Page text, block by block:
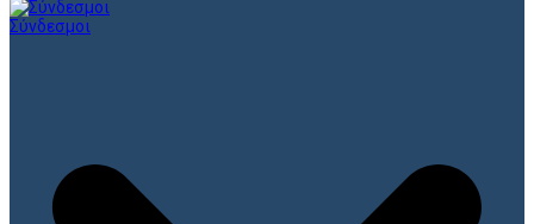
Σύνδεσμοι